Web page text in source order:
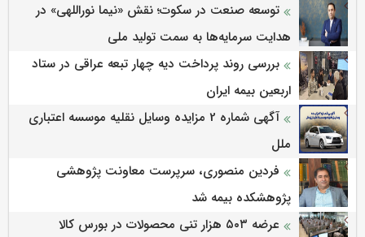
توسعه صنعت در سکوت؛ نقش «نیما نوراللهی» در
هدایت سرمایه‌ها به سمت تولید ملی
بررسی روند پرداخت دیه چهار تبعه عراقی در ستاد
اربعین بیمه ایران
آگهی شماره 2 مزایده وسایل نقلیه موسسه اعتباری
ملل
فردین منصوری، سرپرست معاونت پژوهشی
پژوهشكده بیمه شد
عرضه ۵۰۳ هزار تنی محصولات در بورس کالا